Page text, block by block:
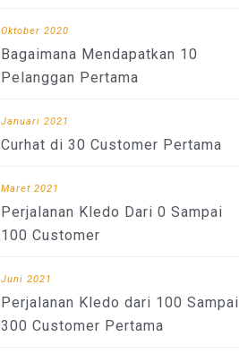
Oktober 2020
Bagaimana Mendapatkan 10
Pelanggan Pertama
Januari 2021
Curhat di 30 Customer Pertama
Maret 2021
Perjalanan Kledo Dari 0 Sampai
100 Customer
Juni 2021
Perjalanan Kledo dari 100 Sampai
300 Customer Pertama